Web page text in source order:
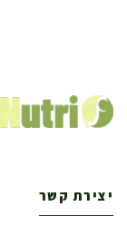
יצירת קשר